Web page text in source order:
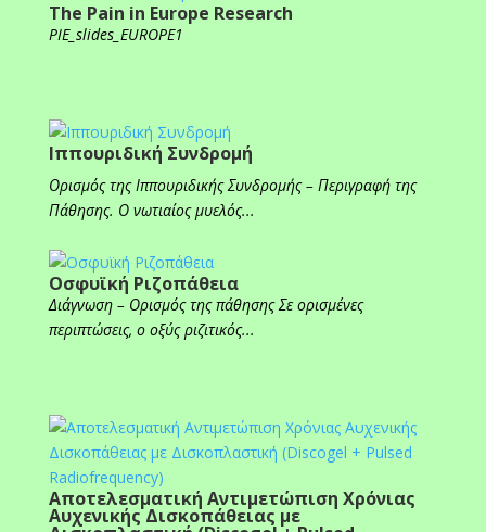
The Pain in Europe Research
PIE_slides_EUROPE1
Ιππουριδική Συνδρομή
Ορισμός της Ιππουριδικής Συνδρομής – Περιγραφή της
Πάθησης. Ο νωτιαίος μυελός...
Οσφυϊκή Ριζοπάθεια
Διάγνωση – Ορισμός της πάθησης Σε ορισμένες
περιπτώσεις, ο οξύς ριζιτικός...
Αποτελεσματική Αντιμετώπιση Χρόνιας
Αυχενικής Δισκοπάθειας με